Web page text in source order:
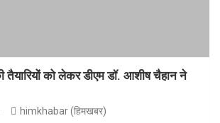
तैयारियों को लेकर डीएम डॉ. आशीष चैहान ने
himkhabar (हिमखबर)